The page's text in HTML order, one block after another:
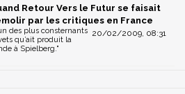
Retour Vers le Futur se faisait
par les critiques en France
20/02/2009, 08:31
des plus consternants
qu’ait produit la
à Spielberg."